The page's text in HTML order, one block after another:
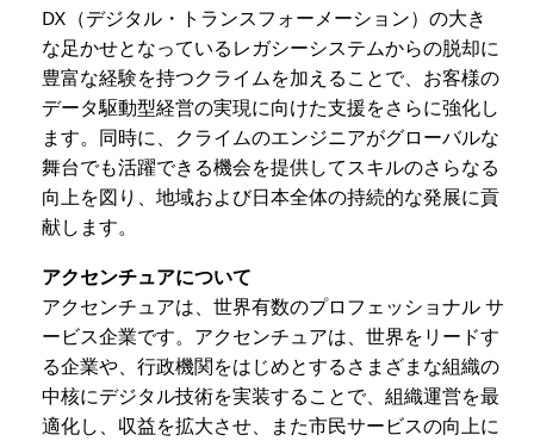
DX（デジタル・トランスフォーメーション）の大き
な足かせとなっているレガシーシステムからの脱却に
豊富な経験を持つクライムを加えることで、お客様の
データ駆動型経営の実現に向けた支援をさらに強化し
ます。同時に、クライムのエンジニアがグローバルな
舞台でも活躍できる機会を提供してスキルのさらなる
向上を図り、地域および日本全体の持続的な発展に貢
献します。
アクセンチュアについて
アクセンチュアは、世界有数のプロフェッショナル サ
ービス企業です。アクセンチュアは、世界をリードす
る企業や、行政機関をはじめとするさまざまな組織の
中核にデジタル技術を実装することで、組織運営を最
適化し、収益を拡大させ、また市民サービスの向上に